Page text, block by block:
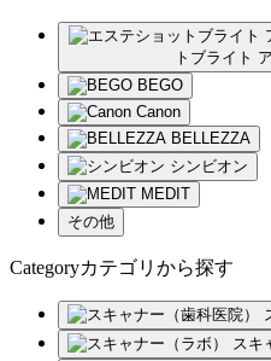
トブライト
BEGO
Canon
BELLEZZA
シンビオン
MEDIT
その他
Categoryカテゴリ から探す
スキ